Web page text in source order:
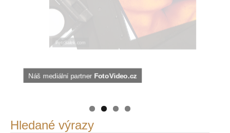
Náš mediální partnerFotoVideo.cz
PetrSalek.com
https://kuula.co/profile/PetrSalek/collections
Hledané výrazy